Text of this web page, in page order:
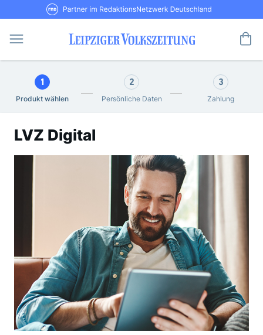
Direkt
zum
RND Partner im RedaktionsNetzwerk
1
Produkt wählen
2
Persönliche Daten
3
Zahlung
LVZ Digital